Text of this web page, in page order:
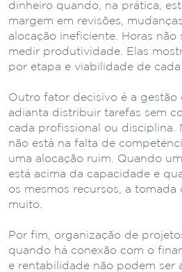
dinheiro quando, na prática,
margem em revisões,
alocação ineficiente. Horas não
medir produtividade. Elas
por etapa e viabilidade de cada
Outro fator decisivo é a gestão
adianta distribuir tarefas sem
cada profissional ou disciplina.
não está na falta de
uma alocação ruim. Quando
está acima da capacidade e
os mesmos recursos, a tomada
muito.
Por fim, organização de
quando há conexão com o
e rentabilidade não podem ser